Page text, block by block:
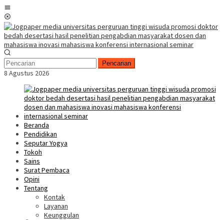
Loncat
ke
konten
Pencarian
8 Agustus 2026
Beranda
Pendidikan
Seputar Yogya
Tokoh
Sains
Surat Pembaca
Opini
Tentang
Kontak
Layanan
Keunggulan